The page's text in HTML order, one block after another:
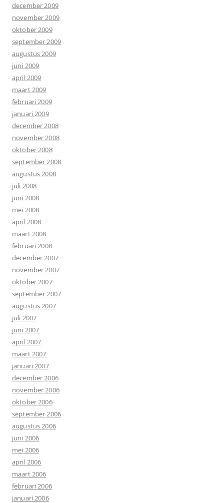
december 2009
november 2009
oktober 2009
september 2009
augustus 2009
juni 2009
april 2009
maart 2009
februari 2009
januari 2009
december 2008
november 2008
oktober 2008
september 2008
augustus 2008
juli 2008
juni 2008
mei 2008
april 2008
maart 2008
februari 2008
december 2007
november 2007
oktober 2007
september 2007
augustus 2007
juli 2007
juni 2007
april 2007
maart 2007
januari 2007
december 2006
november 2006
oktober 2006
september 2006
augustus 2006
juni 2006
mei 2006
april 2006
maart 2006
februari 2006
januari 2006